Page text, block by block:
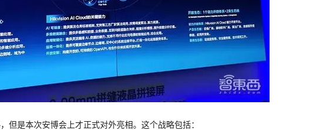
但是本次安博会上才正式对外亮相。这个战略包括：